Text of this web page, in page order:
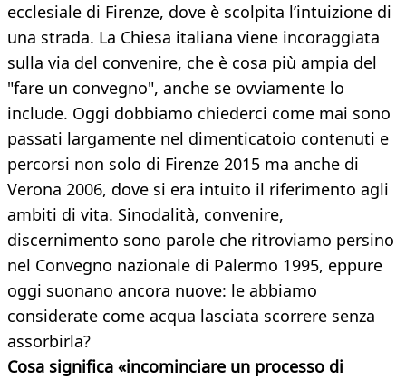
ecclesiale di Firenze, dove è scolpita l’intuizione di
una strada. La Chiesa italiana viene incoraggiata
sulla via del convenire, che è cosa più ampia del
"fare un convegno", anche se ovviamente lo
include. Oggi dobbiamo chiederci come mai sono
passati largamente nel dimenticatoio contenuti e
percorsi non solo di Firenze 2015 ma anche di
Verona 2006, dove si era intuito il riferimento agli
ambiti di vita. Sinodalità, convenire,
discernimento sono parole che ritroviamo persino
nel Convegno nazionale di Palermo 1995, eppure
oggi suonano ancora nuove: le abbiamo
considerate come acqua lasciata scorrere senza
assorbirla?
Cosa significa «incominciare un processo di